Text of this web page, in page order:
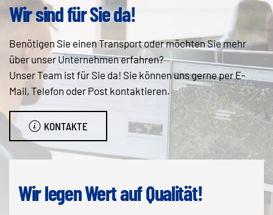
Wir sind für Sie da!
Benötigen Sie einen Transport oder möchten Sie mehr
über unser Unternehmen erfahren?
Unser Team ist für Sie da! Sie können uns gerne per E-
Mail, Telefon oder Post kontaktieren.
KONTAKTE
Wir legen Wert auf Qualität!